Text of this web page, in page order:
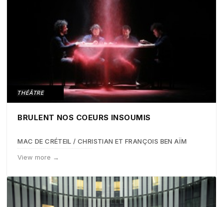
THÉÂTRE
BRULENT NOS COEURS INSOUMIS
MAC DE CRÉTEIL / CHRISTIAN ET FRANÇOIS BEN AÏM
View more →